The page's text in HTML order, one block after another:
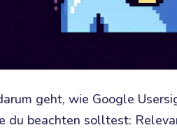
geht, wie Google
du beachten solltest: